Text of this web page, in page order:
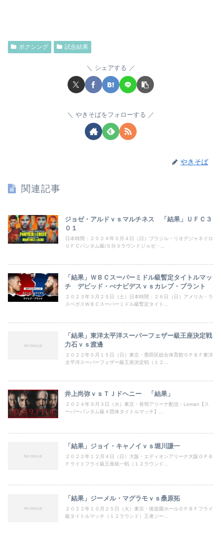
ボクシング 試合結果
シェアする
やきそばをフォローする
やきそば
関連記事
ジョゼ・アルドｖｓマルチネス 「結果」ＵＦＣ３
０１
日本時間：２０２４年５月４日（日）ブラジル・リオデジャネイロ
ＵＦＣバンタム級/５分３ラウンドジョゼ・...
「結果」ＷＢＣスーパーミドル級暫定タイトルマッ
チ デビッド・べナビデスｖｓカレブ・プラント
２０２３年３月２５日（土）日本時間：２６日（日）アメリカ・ラ
スベガスＷＢＣスーパーミドル級暫定タイト...
「結果」東洋太平洋スーパーフェザー級王座決定戦
力石ｖｓ渡邊
２０２２年５月１５日（日）東京・墨田区総合体育館ＯＰＢＦ東洋
太平洋スーパーフェザー級王座決定戦（１２...
井上尚弥ｖｓＴＪドヘニー 「結果」
２０２４年９月３日（火）東京・有明アリーナ配信：Leman【ス
ーパーバンタム級４団体タイトルマッチ】...
「結果」ジョイ・キャノイｖｓ堀川謙一
２０２２年１２月４日（日）大阪・エディオンアリーナ大阪ＯＰＢ
Ｆライトフライ級王座統一戦（１２ラウンド...
「結果」ジーメル・マグラモｖｓ桑原拓
２０２２年１０月２５日（火）東京・後楽園ホールＯＰＢＦフライ
級タイトルマッチ（１２ラウンド）王者ジー...